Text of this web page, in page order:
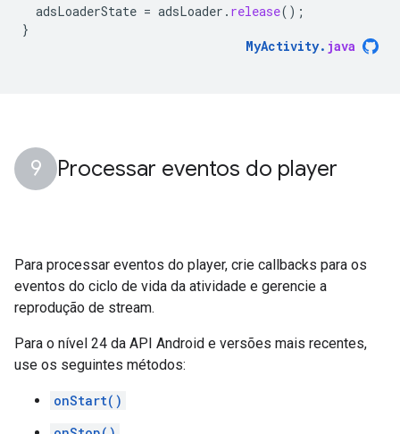
adsLoaderState = adsLoader . release();
}
MyActivity. java
Processar eventos do player
Para processar eventos do player, crie callbacks para os
eventos do ciclo de vida da atividade e gerencie a
reprodução de stream.
Para o nível 24 da API Android e versões mais recentes,
use os seguintes métodos:
onStart()